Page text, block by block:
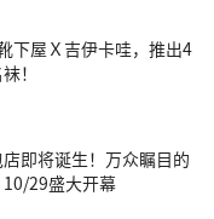
下屋Ｘ吉伊卡哇，推出4
！
即将诞生！万众瞩目的
10/29盛大开幕